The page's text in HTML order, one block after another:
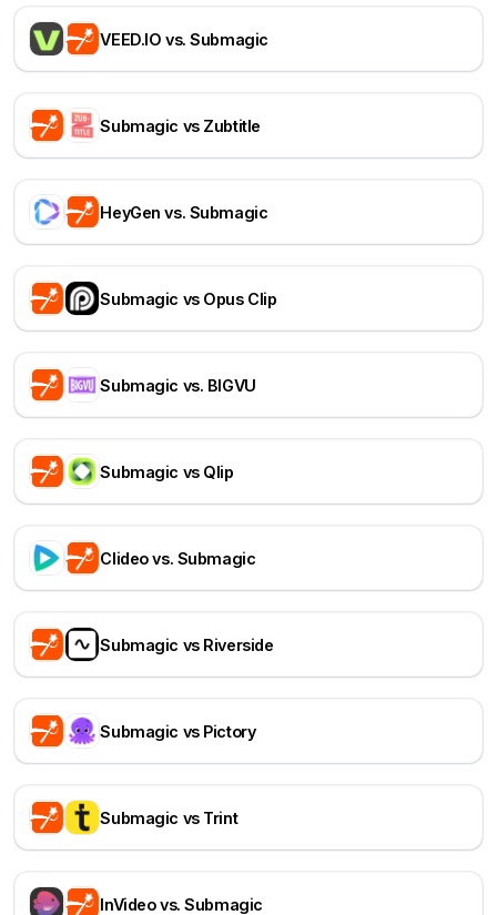
VEED.IO vs. Submagic
Submagic vs Zubtitle
HeyGen vs. Submagic
Submagic vs Opus Clip
Submagic vs. BIGVU
Submagic vs Qlip
Clideo vs. Submagic
Submagic vs Riverside
Submagic vs Pictory
Submagic vs Trint
InVideo vs. Submagic